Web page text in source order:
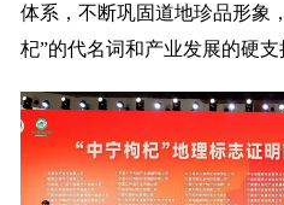
体系，不断巩固道地珍品形象
杞”的代名词和产业发展的硬支